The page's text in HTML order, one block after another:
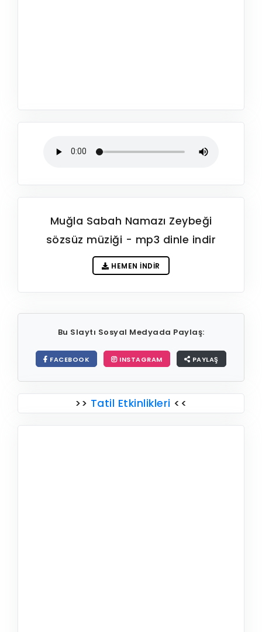
Muğla Sabah Namazı Zeybeği
sözsüz müziği - mp3 dinle indir
HEMEN İNDIR
Bu Slaytı Sosyal Medyada Paylaş:
FACEBOOK INSTAGRAM PAYLAŞ
>> Tatil Etkinlikleri <<